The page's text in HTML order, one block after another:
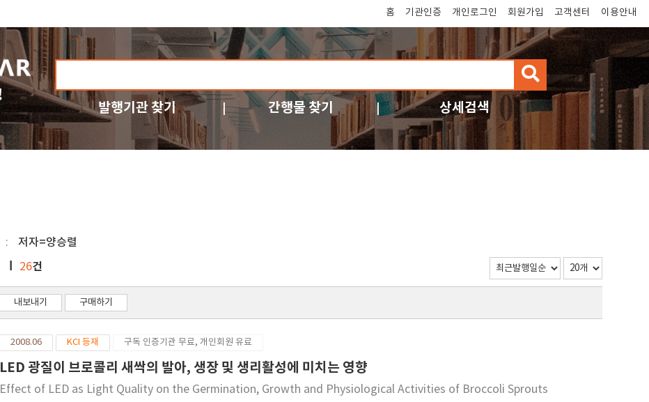
홈 기관인증 개인로그인 회원가입 고객센터 이용안내
검
색
발행기관 찾기 간행물 찾기 상세검색
저자=양승렬
26건
내보내기 구매하기
2008.06 KCI 등재 구독 인증기관 무료, 개인회원 유료
LED 광질이 브로콜리 새싹의 발아, 생장 및 생리활성에 미치는 영향
Effect of LED as Light Quality on the Germination, Growth and Physiological Activities of Broccoli Sprouts